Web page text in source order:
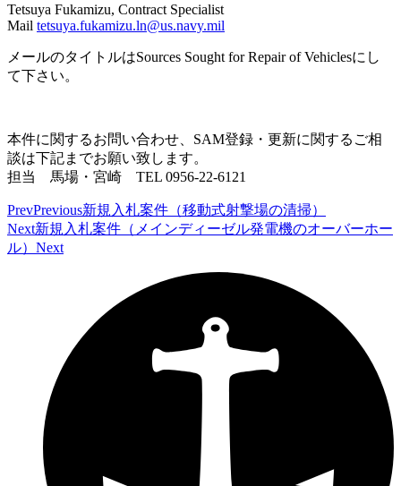
Tetsuya Fukamizu, Contract Specialist
Mail tetsuya.fukamizu.ln@us.navy.mil
メールのタイトルはSources Sought for Repair of Vehiclesにし
て下さい。
本件に関するお問い合わせ、SAM登録・更新に関するご相
談は下記までお願い致します。
担当 馬場・宮崎 TEL 0956-22-6121
PrevPrevious新規入札案件（移動式射撃場の清掃）
Next新規入札案件（メインディーゼル発電機のオーバーホー
ル） Next